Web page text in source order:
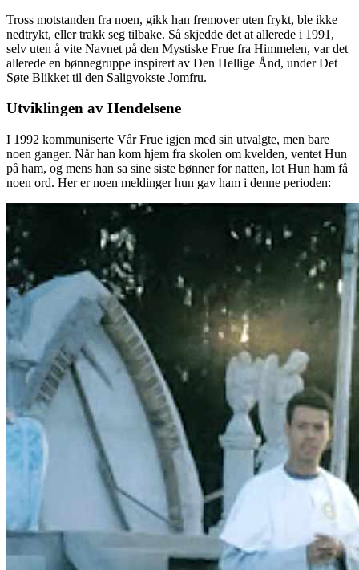
Tross motstanden fra noen, gikk han fremover uten frykt, ble ikke
nedtrykt, eller trakk seg tilbake. Så skjedde det at allerede i 1991,
selv uten å vite Navnet på den Mystiske Frue fra Himmelen, var det
allerede en bønnegruppe inspirert av Den Hellige Ånd, under Det
Søte Blikket til den Saligvokste Jomfru.
Utviklingen av Hendelsene
I 1992 kommuniserte Vår Frue igjen med sin utvalgte, men bare
noen ganger. Når han kom hjem fra skolen om kvelden, ventet Hun
på ham, og mens han sa sine siste bønner for natten, lot Hun ham få
noen ord. Her er noen meldinger hun gav ham i denne perioden: